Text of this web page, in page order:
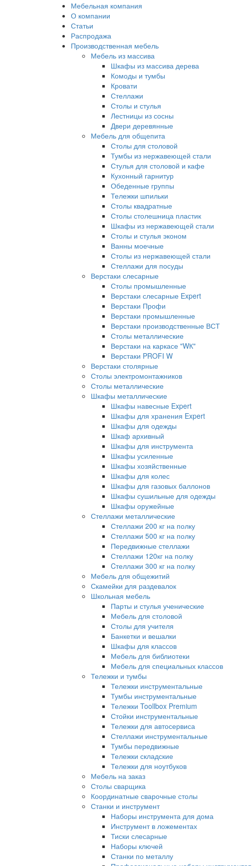
Мебельная компания
О компании
Статьи
Распродажа
Производственная мебель
Мебель из массива
Шкафы из массива дерева
Комоды и тумбы
Кровати
Стеллажи
Столы и стулья
Лестницы из сосны
Двери деревянные
Мебель для общепита
Столы для столовой
Тумбы из нержавеющей стали
Стулья для столовой и кафе
Кухонный гарнитур
Обеденные группы
Тележки шпильки
Столы квадратные
Столы столешница пластик
Шкафы из нержавеющей стали
Столы и стулья эконом
Ванны моечные
Столы из нержавеющей стали
Стеллажи для посуды
Верстаки слесарные
Столы промышленные
Верстаки слесарные Expert
Верстаки Профи
Верстаки промышленные
Верстаки производственные ВСТ
Столы металлические
Верстаки на каркасе "WК"
Верстаки PROFI W
Верстаки столярные
Столы электромонтажников
Столы металлические
Шкафы металлические
Шкафы навесные Expert
Шкафы для хранения Expert
Шкафы для одежды
Шкаф архивный
Шкафы для инструмента
Шкафы усиленные
Шкафы хозяйственные
Шкафы для колес
Шкафы для газовых баллонов
Шкафы сушильные для одежды
Шкафы оружейные
Стеллажи металлические
Стеллажи 200 кг на полку
Стеллажи 500 кг на полку
Передвижные стеллажи
Стеллажи 120кг на полку
Cтеллажи 300 кг на полку
Мебель для общежитий
Скамейки для раздевалок
Школьная мебель
Парты и стулья ученические
Мебель для столовой
Столы для учителя
Банкетки и вешалки
Шкафы для классов
Мебель для библиотеки
Мебель для специальных классов
Тележки и тумбы
Тележки инструментальные
Тумбы инструментальные
Тележки Toollbox Premium
Стойки инструментальные
Тележки для автосервиса
Стеллажи инструментальные
Тумбы передвижные
Тележки складские
Тележки для ноутбуков
Мебель на заказ
Столы сварщика
Координатные сварочные столы
Станки и инструмент
Наборы инструмента для дома
Инструмент в ложементах
Тиски слесарные
Наборы ключей
Станки по металлу